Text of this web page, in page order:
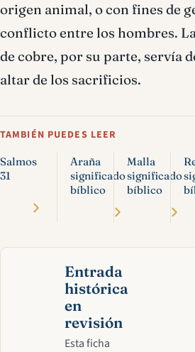
origen animal, o con fines de
conflicto entre los hombres.
de cobre, por su parte, serví­a
altar de los sacrificios.
TAMBIÉN PUEDES LEER
Salmos
31
Araña
significado
bíblico
Malla
significado
bíblico
Entrada
histórica
en
revisión
Esta ficha